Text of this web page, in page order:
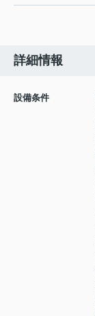
詳細情報
設備条件